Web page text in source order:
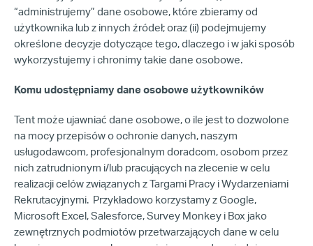
“administrujemy” dane osobowe, które zbieramy od
użytkownika lub z innych źródeł; oraz (ii) podejmujemy
określone decyzje dotyczące tego, dlaczego i w jaki sposób
wykorzystujemy i chronimy takie dane osobowe.
Komu udostępniamy dane osobowe użytkowników
Tent może ujawniać dane osobowe, o ile jest to dozwolone
na mocy przepisów o ochronie danych, naszym
usługodawcom, profesjonalnym doradcom, osobom przez
nich zatrudnionym i/lub pracujących na zlecenie w celu
realizacji celów związanych z Targami Pracy i Wydarzeniami
Rekrutacyjnymi. Przykładowo korzystamy z Google,
Microsoft Excel, Salesforce, Survey Monkey i Box jako
zewnętrznych podmiotów przetwarzających dane w celu